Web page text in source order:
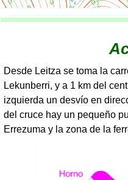
Desde Leitza se toma la
Lekunberri, y a 1 km del
izquierda un desvío en
del cruce hay un pequeño
Errezuma y la zona de la